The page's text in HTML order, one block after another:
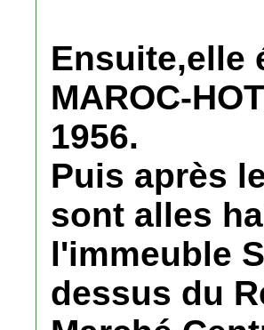
Ensuite,elle
MAROC-
1956.
Puis après
sont alles
l'immeuble
dessus du